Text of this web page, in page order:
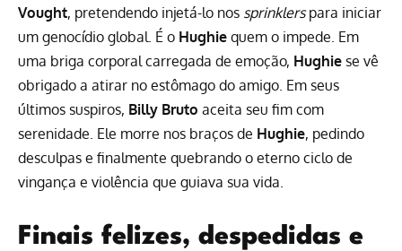
Vought, pretendendo injetá-lo nos sprinklerspara iniciar
um genocídio global. É o Hughie quem o impede. Em
uma briga corporal carregada de emoção, Hughie se vê
obrigado a atirar no estômago do amigo. Em seus
últimos suspiros, Billy Bruto aceita seu fim com
serenidade. Ele morre nos braços de Hughie, pedindo
desculpas e finalmente quebrando o eterno ciclo de
vingança e violência que guiava sua vida.
Finais felizes, despedidas e